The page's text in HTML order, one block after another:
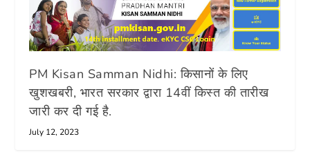
PM Kisan Samman Nidhi: किसानों के लिए
खुशखबरी, भारत सरकार द्वारा 14वीं किस्त की तारीख
जारी कर दी गई है.
July 12, 2023